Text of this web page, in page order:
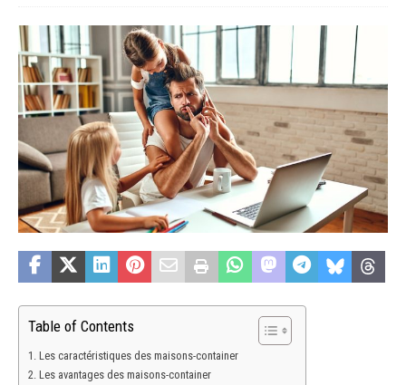
Table of Contents
Les caractéristiques des maisons-container
Les avantages des maisons-container